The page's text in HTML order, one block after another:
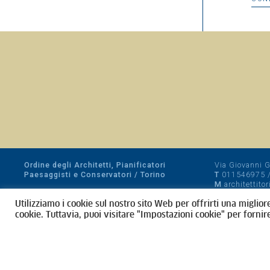
Ordine degli Architetti, Pianificatori
Paesaggisti e Conservatori / Torino
CF 80089280012
Via Giovanni
T 011546975
M
Utilizziamo i cookie sul nostro sito Web per offrirti una
cookie. Tuttavia, puoi visitare "Impostazioni cookie" per